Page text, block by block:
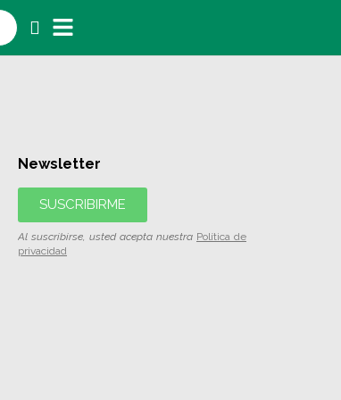
Newsletter
SUSCRIBIRME
Al suscribirse, usted acepta nuestra Política de
privacidad